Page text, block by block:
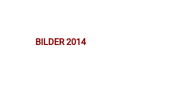
BILDER 2014